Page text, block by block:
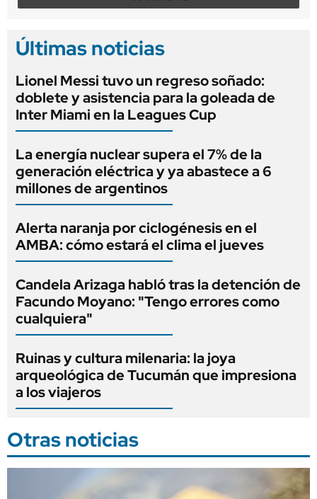
Últimas noticias
Lionel Messi tuvo un regreso soñado:
doblete y asistencia para la goleada de
Inter Miami en la Leagues Cup
La energía nuclear supera el 7% de la
generación eléctrica y ya abastece a 6
millones de argentinos
Alerta naranja por ciclogénesis en el
AMBA: cómo estará el clima el jueves
Candela Arizaga habló tras la detención de
Facundo Moyano: "Tengo errores como
cualquiera"
Ruinas y cultura milenaria: la joya
arqueológica de Tucumán que impresiona
a los viajeros
Otras noticias